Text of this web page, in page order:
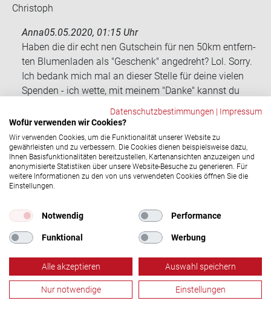
Chris­toph
Anna05.05.2020, 01:15 Uhr
Haben die dir echt nen Gut­schein für nen 50km ent­fern­
ten Blu­men­la­den als "Ge­schenk" an­ge­dreht? Lol. Sorry.
Ich be­dank mich mal an die­ser Stel­le für deine vie­len
Spen­den - ich wette, mit mei­nem "Danke" kannst du
Tanja15.05.2020, 11:14 Uhr
Hallo,
Ich habe sehr freund­lich meine erste Tasse er­hal­ten und
kann damit de­fi­ni­tiv mehr an­fan­gen als mit einer Eh­ren­na­
del.
mehr ge­freut!
Dana
06.08.2020, 07:30 Uhr
Hallo,
Scha­de dass das Sys­tem der Eh­rung von 1999 ge­än­dert
wurde. Bitte ver­steht mich nicht falsch, gro­ßes Lob an die
Künst­ler.
Datenschutzbestimmungen | Impressum
Wofür verwenden wir Cookies?
Wir verwenden Cookies, um die Funktionalität unserer Website zu
gewährleisten und zu verbessern. Die Cookies dienen beispielsweise dazu,
Ihnen Basisfunktionalitäten bereitzustellen, Kartenansichten anzuzeigen und
anonymisierte Statistiken über unsere Website-Besuche zu generieren. Für
weitere Informationen zu den von uns verwendeten Cookies öffnen Sie die
Einstellungen.
Notwendig Performance
Funktional Werbung
Alle akzeptieren Auswahl speichern
Nur notwendige Einstellungen